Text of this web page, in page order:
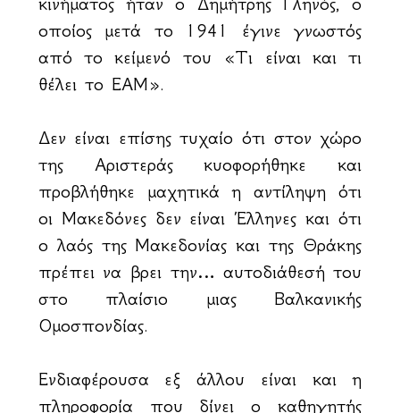
οποίος μετά το 1941 έγινε γνωστός
από το κείμενό του «Τι είναι και τι
θέλει το ΕΑΜ».
Δεν είναι επίσης τυχαίο ότι στον χώρο
της Αριστεράς κυοφορήθηκε και
προβλήθηκε μαχητικά η αντίληψη ότι
οι Μακεδόνες δεν είναι Έλληνες και ότι
ο λαός της Μακεδονίας και της Θράκης
πρέπει να βρει την… αυτοδιάθεσή του
στο πλαίσιο μιας Βαλκανικής
Ομοσπονδίας.
Ενδιαφέρουσα εξ άλλου είναι και η
πληροφορία που δίνει ο καθηγητής